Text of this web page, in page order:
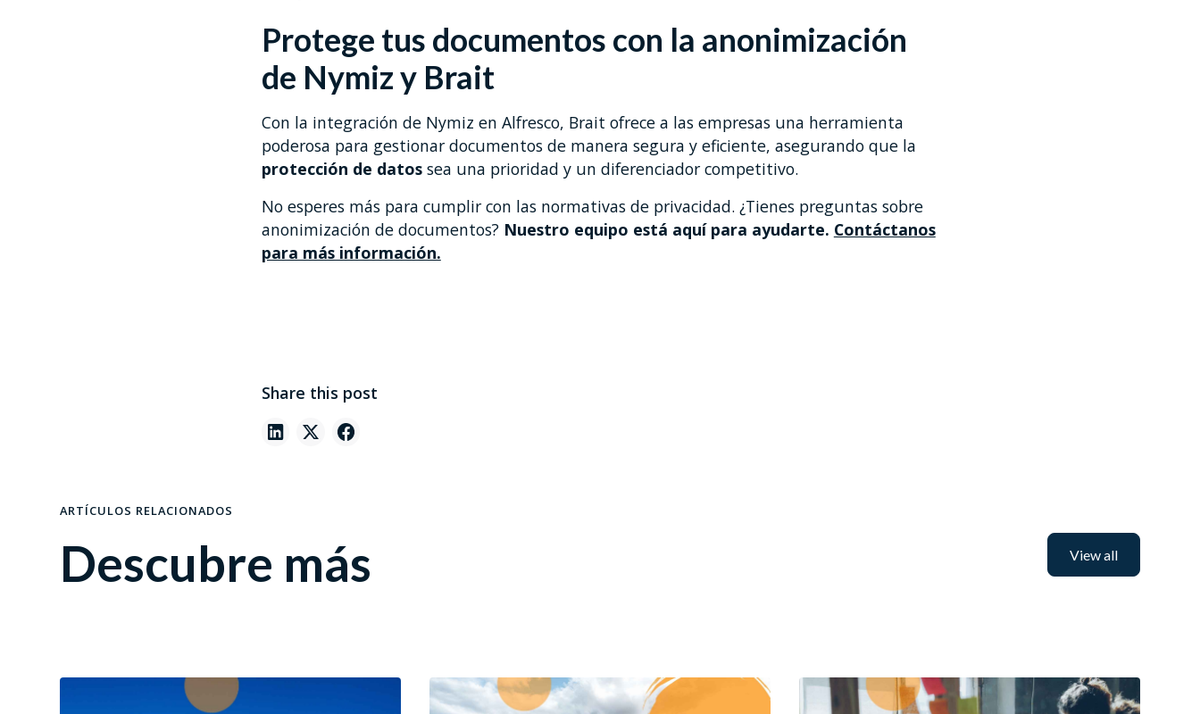
Protege tus documentos con la anonimización
de Nymiz y Brait
Con la integración de Nymiz en Alfresco, Brait ofrece a las empresas una herramienta
poderosa para gestionar documentos de manera segura y eficiente, asegurando que la
protección de datos sea una prioridad y un diferenciador competitivo.
No esperes más para cumplir con las normativas de privacidad. ¿Tienes preguntas sobre
anonimización de documentos? Nuestro equipo está aquí para ayudarte. Contáctanos
para más información.
Share this post
ARTÍCULOS RELACIONADOS
Descubre más View all